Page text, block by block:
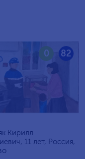
82
0
Кирилл
11 лет, Россия,